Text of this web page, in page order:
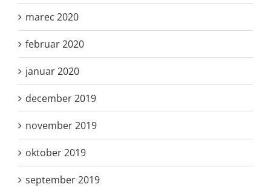
marec 2020
februar 2020
januar 2020
december 2019
november 2019
oktober 2019
september 2019